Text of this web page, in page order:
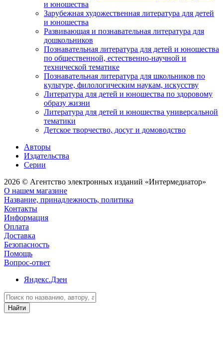
и юношества
Зарубежная художественная литература для детей
и юношества
Развивающая и познавательная литература для
дошкольников
Познавательная литература для детей и юношества
по общественной, естественно-научной и
технической тематике
Познавательная литература для школьников по
культуре, филологическим наукам, искусству
Литература для детей и юношества по здоровому
образу жизни
Литература для детей и юношества универсальной
тематики
Детское творчество, досуг и домоводство
Авторы
Издательства
Серии
2026 © Агентство электронных изданий «Интермедиатор»
О нашем магазине
Название, принадлежность, политика
Контакты
Информация
Оплата
Доставка
Безопасность
Помощь
Вопрос-ответ
Яндекс.Дзен
Найти